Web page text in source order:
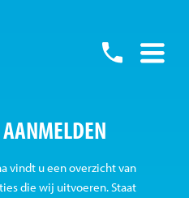
055
vindt u een overzicht van
die wij uitvoeren. Staat